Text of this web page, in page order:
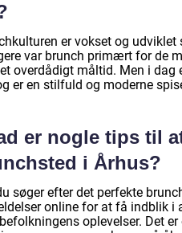
er vokset og
var brunch primært for de
overdådigt måltid. Men i
er en stilfuld og moderne
er nogle tips til
i Århus?
søger efter det perfekte
online for at få indblik i
oplevelser. Det